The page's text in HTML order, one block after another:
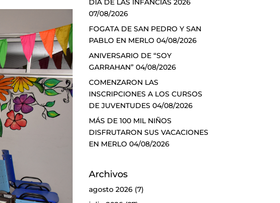
DÍA DE LAS INFANCIAS 2026
07/08/2026
FOGATA DE SAN PEDRO Y SAN
PABLO EN MERLO 04/08/2026
ANIVERSARIO DE “SOY
GARRAHAN” 04/08/2026
COMENZARON LAS
INSCRIPCIONES A LOS CURSOS
DE JUVENTUDES 04/08/2026
MÁS DE 100 MIL NIÑOS
DISFRUTARON SUS VACACIONES
EN MERLO 04/08/2026
Archivos
agosto 2026(7)